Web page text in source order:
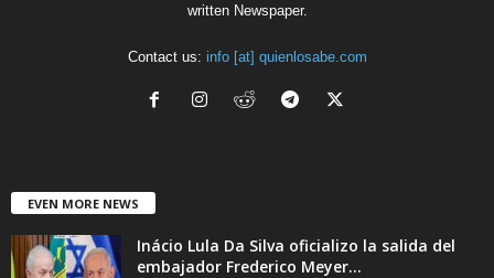
written Newspaper.
Contact us: info [at] quienlosabe.com
EVEN MORE NEWS
Inácio Lula Da Silva oficializo la salida del
embajador Frederico Meyer...